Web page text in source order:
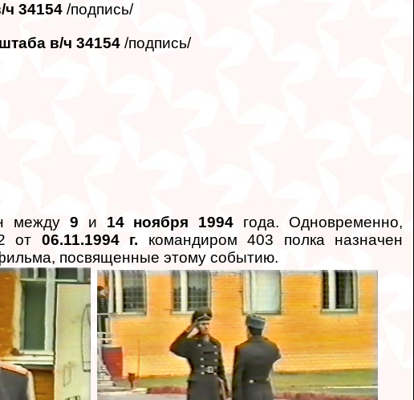
34154/подпись/
в/ч 34154/подпись/
между 9 и 14 ноября 1994 года. Одновременно,
от 06.11.1994 г. командиром 403 полка назначен
посвященные этому событию.